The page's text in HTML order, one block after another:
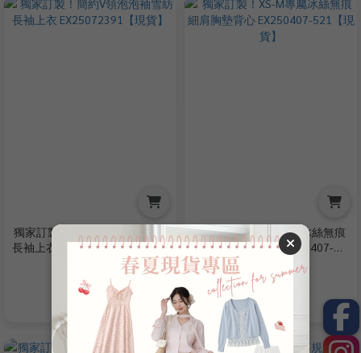
獨家訂製！簡約V領泡泡袖雪紡
長袖上衣 EX25072391【現貨】
NT$680
獨家訂製！XS-M專屬冰絲無痕
細肩胸墊背心 EX250407-
521【現貨】
NT$210
NT$480